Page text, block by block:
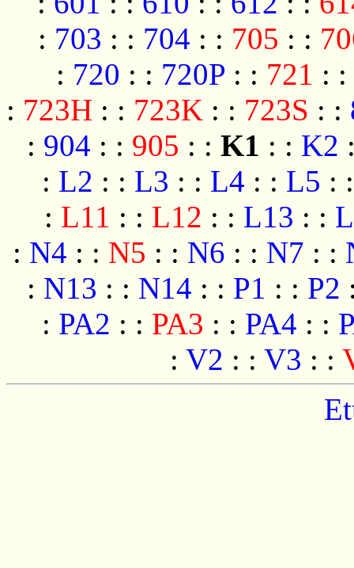
: 703 : : 704 : : 705 : :
: 720 : : 720P: : 721 : :
: 723H : : 723K : : 723S : :
: 904 : : 905 : : K1 : : K2
: L2 : : L3 : : L4 : : L5 :
: L11 : : L12 : : L13 : :
: N4 : : N5 : : N6 : : N7 : :
: N13 : : N14 : : P1 : : P2
: PA2 : : PA3 : : PA4 : :
: V2 : : V3 : :